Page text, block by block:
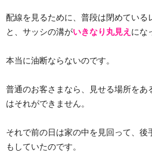
配線を見るために、普段は閉めている
と、サッシの溝がいきなり丸見え にな
本当に油断ならないのです。
普通のお客さまなら、見せる場所をあ
はそれができません。
それで前の日は家の中を見回って、後
もしていたのです。